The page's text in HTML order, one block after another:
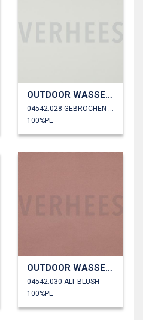
OUTDOOR WASSERDICHT
100%PL
OUTDOOR WASSERDICHT
04542.030 ALT BLUSH
100%PL